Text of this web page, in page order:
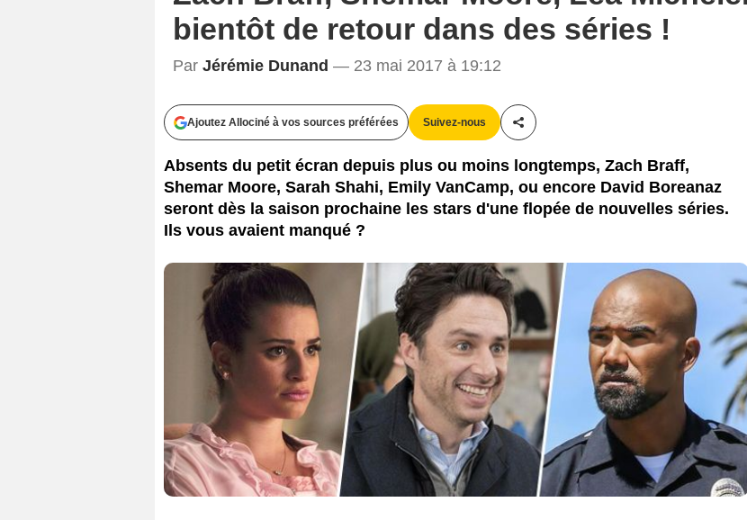
bientôt de retour dans des séries !
Par Jérémie Dunand — 23 mai 2017 à 19:12
Ajoutez Allociné à vos sources préférées Suivez-nous
Partager cet article
Absents du petit écran depuis plus ou moins longtemps, Zach Braff,
Shemar Moore, Sarah Shahi, Emily VanCamp, ou encore David Boreanaz
seront dès la saison prochaine les stars d'une flopée de nouvelles séries.
Ils vous avaient manqué ?
Fox / ABC / CBS